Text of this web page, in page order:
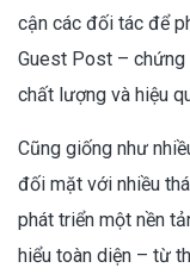
cận các đối tác để
Guest Post – chứng
chất lượng và hiệu
Cũng giống như
đối mặt với nhiều
phát triển một nền
hiểu toàn diện – từ